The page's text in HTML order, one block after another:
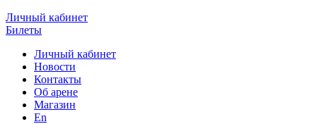
Личный кабинет
Билеты
Личный кабинет
Новости
Контакты
Об арене
Магазин
En